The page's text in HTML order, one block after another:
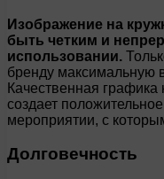
Изображение на
быть четким и
использовании.
бренду максимальную
Качественная
создает
мероприятии, с
Долговечность